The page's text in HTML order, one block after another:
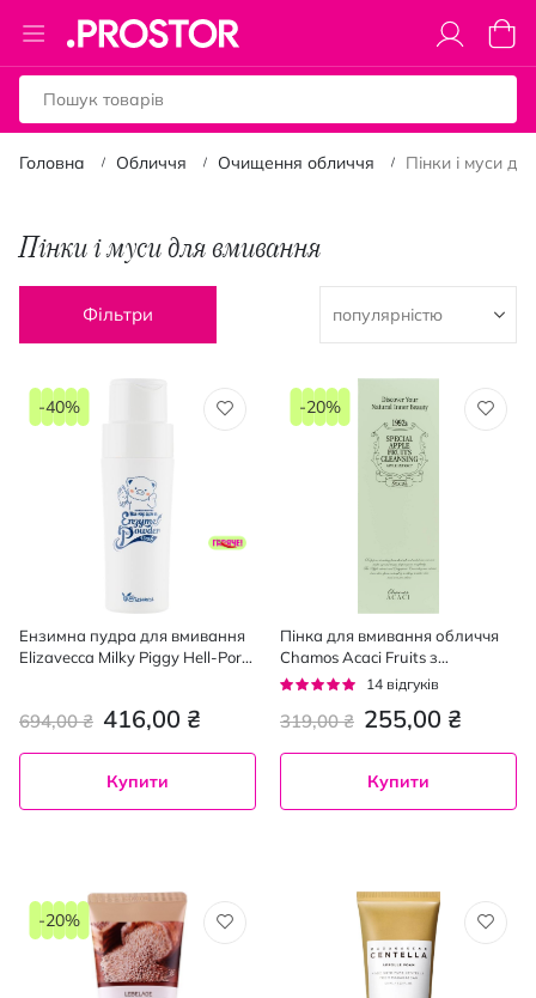
Toggle
Nav
Кошик
Головна Обличчя Очищення обличчя Пінки і муси
Пінки і муси для вмивання
Фільтри
Ензимна пудра для вмивання
Elizavecca Milky Piggy Hell-Pore
416,00 ₴
694,00 ₴
-40%
Купити
Пінка для вмивання обличчя
Chamos Acaci Fruits з
екстрактом яблука 125 мл
Рейтинг:
14 відгуків
255,00 ₴
319,00 ₴
-20%
Купити
-20%